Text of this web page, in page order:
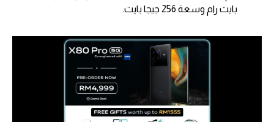
بايت رام وسعة 256 جيجا بايت.